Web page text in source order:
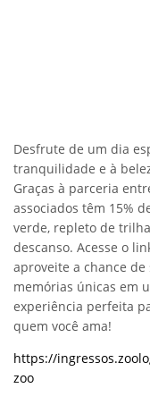
Desfrute de um dia
tranquilidade e à
Graças à parceria
associados têm 15%
verde, repleto de
descanso. Acesse o
aproveite a chance
memórias únicas em
experiência perfeita
quem você ama!
https://
zoo